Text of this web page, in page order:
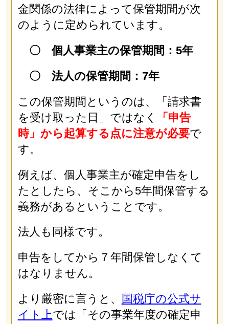
金関係の法律によって保管期間が次
のように定められています。
〇 個人事業主の保管期間：5年
〇 法人の保管期間：7年
この保管期間というのは、「請求書
を受け取った日」ではなく
「申告
時」から起算する点に注意が必要で
す。
例えば、個人事業主が確定申告をし
たとしたら、そこから5年間保管する
義務があるということです。
法人も同様です。
申告をしてから７年間保管しなくて
はなりません。
より厳密に言うと、
国税庁の公式サ
イト上では「その事業年度の確定申